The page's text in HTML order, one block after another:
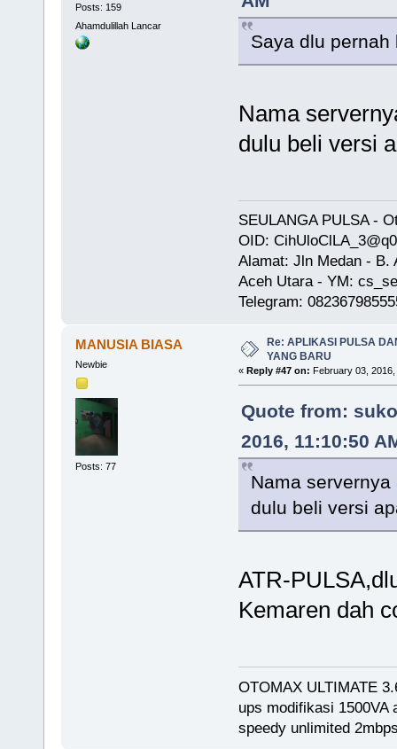
Posts: 159
Ahamdulillah Lancar
Saya dlu
Nama
dulu beli versi
SEULANGA PULSA -
OID:
Alamat: Jln Medan - B.
Aceh Utara - YM:
Telegram:
MANUSIA BIASA
Newbie
Posts: 77
Re: APLIKASI PULSA
YANG BARU
« Reply #47 on: February 03,
Quote from:
2016, 11:10:50
Nama servernya
dulu beli versi
ATR-
Kemaren dah
OTOMAX ULTIMATE
ups modifikasi 1500VA
speedy unlimited